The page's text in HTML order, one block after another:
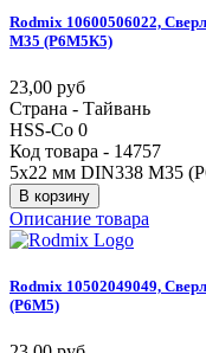
Rodmix 10600506022,
М35 (Р6М5К5)
23,00 руб
Страна - Тайвань
HSS-Co 0
Код товара - 14757
5х22 мм DIN338 М35
В корзину
Описание товара
Rodmix 10502049049,
(Р6М5)